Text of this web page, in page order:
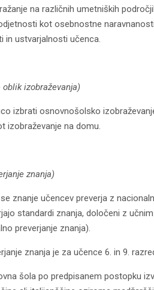
na različnih umetniških
kot osebnostne
in ustvarjalnosti učenca.
izobraževanja)
izbrati osnovnošolsko
izobraževanje na domu.
znanja)
znanje učencev preverja z
standardi znanja, določeni z
preverjanje znanja).
znanja je za učence 6. in 9.
šola po predpisanem postopku